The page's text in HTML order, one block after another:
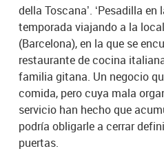
della Toscana’. ‘Pesadilla en
temporada viajando a la
(Barcelona), en la que se
restaurante de cocina
familia gitana. Un negocio
comida, pero cuya mala
servicio han hecho que
podría obligarle a cerrar
puertas.